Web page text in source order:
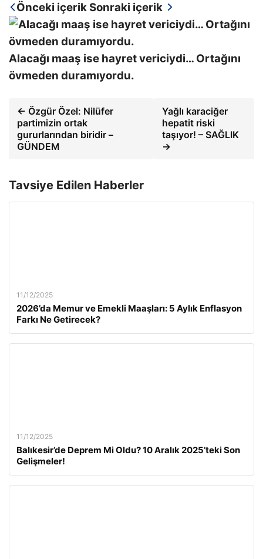
Önceki içerik Sonraki içerik
Alacağı maaş ise hayret vericiydi… Ortağını
övmeden duramıyordu.
← Özgür Özel: Nilüfer
partimizin ortak
gururlarından biridir –
GÜNDEM
Yağlı karaciğer
hepatit riski
taşıyor! – SAĞLIK
→
Tavsiye Edilen Haberler
11/12/2025
2026’da Memur ve Emekli Maaşları: 5 Aylık Enflasyon
Farkı Ne Getirecek?
11/12/2025
Balıkesir’de Deprem Mi Oldu? 10 Aralık 2025’teki Son
Gelişmeler!